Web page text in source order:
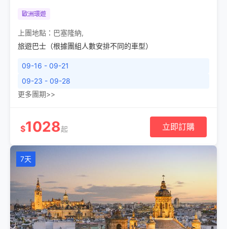
歐洲環遊
上團地點： 巴塞隆納,
旅遊巴士（根據團組人數安排不同的車型）
09-16 - 09-21
09-23 - 09-28
更多團期>>
$1028起 立即訂購
7天